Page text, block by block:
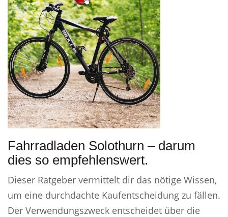
Fahrradladen Solothurn – darum
dies so empfehlenswert.
Dieser Ratgeber vermittelt dir das nötige Wissen,
um eine durchdachte Kaufentscheidung zu fällen.
Der Verwendungszweck entscheidet über die